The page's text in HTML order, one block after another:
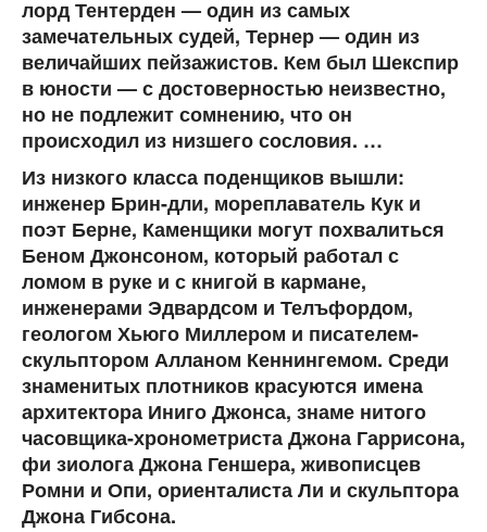
лорд Тентерден — один из самых
замечательных судей, Тернер — один из
величайших пейзажистов. Кем был Шекспир
в юности — с достоверностью неизвестно,
но не подлежит сомнению, что он
происходил из низшего сословия. …
Из низкого класса поденщиков вышли:
инженер Брин-дли, мореплаватель Кук и
поэт Берне, Каменщики могут похвалиться
Беном Джонсоном, который работал с
ломом в руке и с книгой в кармане,
инженерами Эдвардсом и Телъфордом,
геологом Хьюго Миллером и писателем-
скульптором Алланом Кеннингемом. Среди
знаменитых плотников красуются имена
архитектора Иниго Джонса, знаме нитого
часовщика-хронометриста Джона Гаррисона,
фи зиолога Джона Геншера, живописцев
Ромни и Опи, ориенталиста Ли и скульптора
Джона Гибсона.